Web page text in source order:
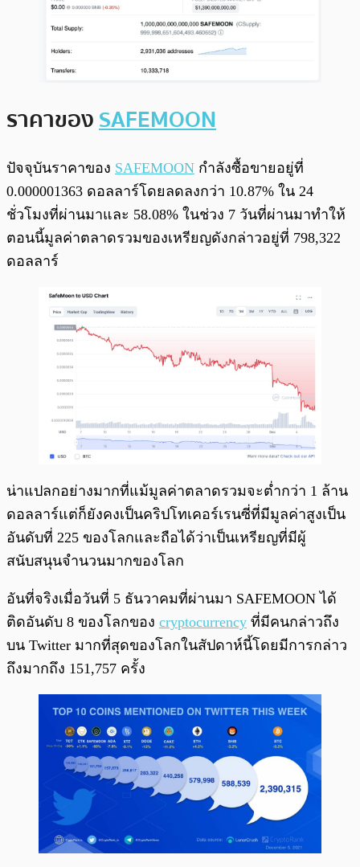
ราคาของSAFEMOON
ปัจจุบันราคาของ SAFEMOON กำลังซื้อขายอยู่ที่
0.000001363 ดอลลาร์โดยลดลงกว่า 10.87% ใน 24
ชั่วโมงที่ผ่านมาและ 58.08% ในช่วง 7 วันที่ผ่านมาทำให้
ตอนนี้มูลค่าตลาดรวมของเหรียญดังกล่าวอยู่ที่ 798,322
ดอลลาร์
น่าแปลกอย่างมากที่แม้มูลค่าตลาดรวมจะต่ำกว่า 1 ล้าน
ดอลลาร์แต่ก็ยังคงเป็นคริปโทเคอร์เรนซี่ที่มีมูลค่าสูงเป็น
อันดับที่ 225 ของโลกและถือได้ว่าเป็นเหรียญที่มีผู้
สนับสนุนจำนวนมากของโลก
อันที่จริงเมื่อวันที่ 5 ธันวาคมที่ผ่านมา SAFEMOON ได้
ติดอันดับ 8 ของโลกของ cryptocurrency ที่มีคนกล่าวถึง
บน Twitter มากที่สุดของโลกในสัปดาห์นี้โดยมีการกล่าว
ถึงมากถึง 151,757 ครั้ง